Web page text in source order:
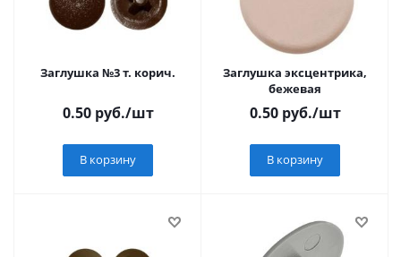
Заглушка №3 т. корич.
0.50руб./шт
В корзину
Заглушка эксцентрика,
бежевая
0.50руб./шт
В корзину